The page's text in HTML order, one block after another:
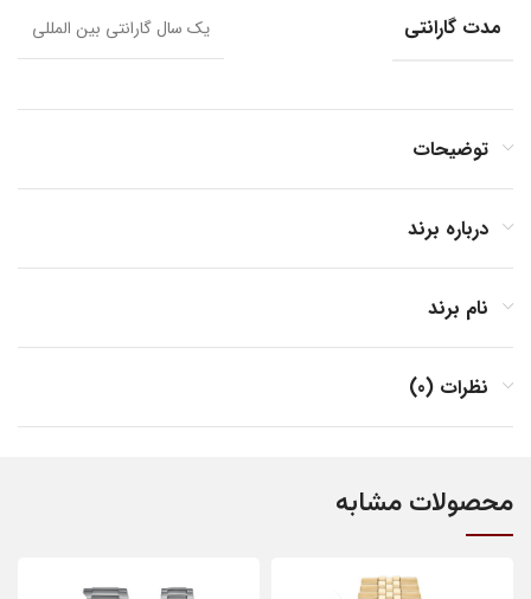
مدت گارانتی یک سال گارانتی بین المللی
توضیحات
درباره برند
نام برند
نظرات (0)
محصولات مشابه